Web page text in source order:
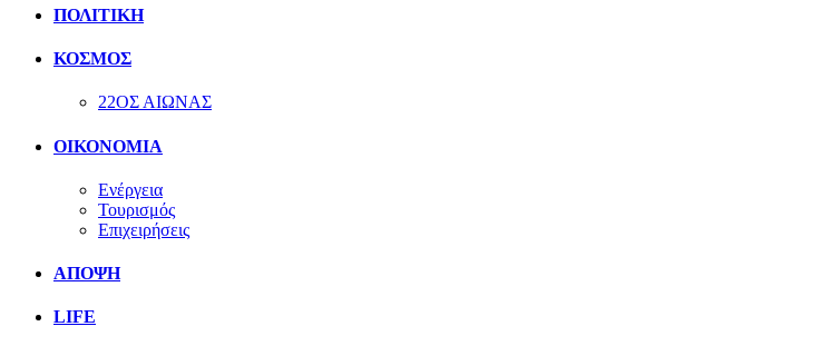
ΠΟΛΙΤΙΚΗ
ΚΟΣΜΟΣ
22ΟΣ ΑΙΩΝΑΣ
ΟΙΚΟΝΟΜΙΑ
Ενέργεια
Τουρισμός
Επιχειρήσεις
ΑΠΟΨΗ
LIFE